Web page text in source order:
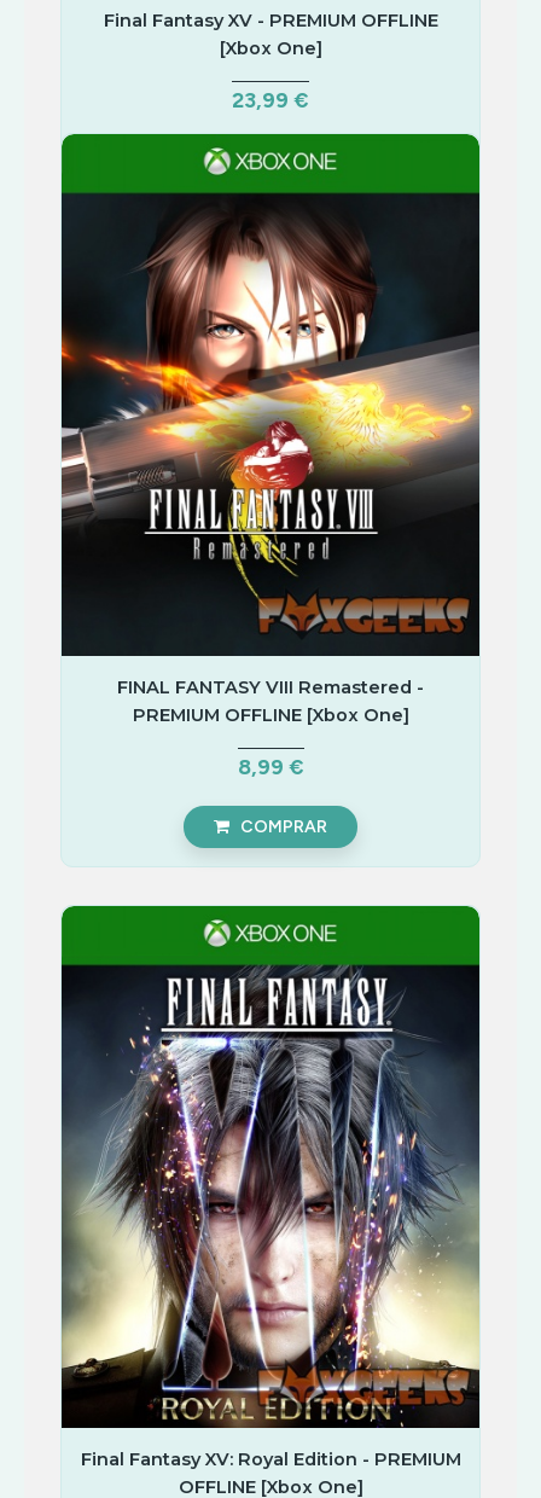
Final Fantasy XV - PREMIUM OFFLINE
[Xbox One]
23,99 €
COMPRAR
FINAL FANTASY VIII Remastered -
PREMIUM OFFLINE [Xbox One]
8,99 €
COMPRAR
Final Fantasy XV: Royal Edition - PREMIUM
OFFLINE [Xbox One]